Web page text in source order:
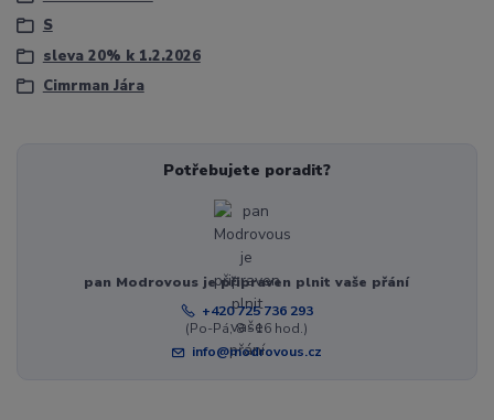
S
sleva 20% k 1.2.2026
Cimrman Jára
Potřebujete poradit?
pan Modrovous je připraven plnit vaše přání
+420 725 736 293
(Po-Pá, 8 - 16 hod.)
info@modrovous.cz